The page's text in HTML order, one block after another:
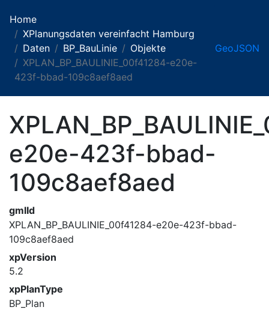
Home
XPlanungsdaten vereinfacht Hamburg
Daten
BP_BauLinie
Objekte
XPLAN_BP_BAULINIE_00f41284-e20e-
423f-bbad-109c8aef8aed
GeoJSON
e20e-423f-bbad-
109c8aef8aed
gmlId
XPLAN_BP_BAULINIE_00f41284-e20e-423f-bbad-
109c8aef8aed
xpVersion
5.2
xpPlanType
BP_Plan